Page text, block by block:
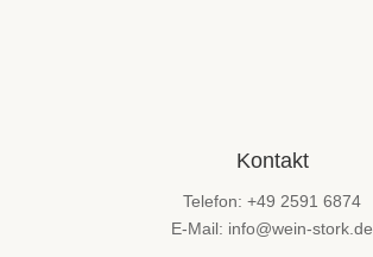
Kontakt
Telefon: +49 2591 6874
E-Mail: info@wein-stork.de